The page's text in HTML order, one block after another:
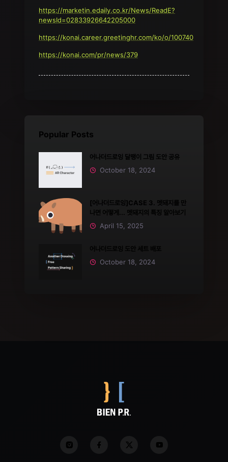
https://marketin.edaily.co.kr/News/ReadE?
newsId=02833926642205000
https://konai.career.greetinghr.com/ko/o/100740
https://konai.com/pr/news/379
Popular Posts
어나더드로잉 달팽이 그림 도안 공유
October 18, 2024
[어나더드로잉]CASE 3. 멧돼지를 만
나면 어떻게... 멧돼지의 특징 알아보기
April 15, 2025
October 18, 2024